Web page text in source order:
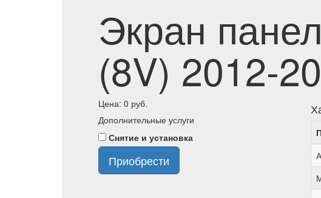
Экран
(8V) 2012-
Цена: 0 руб.
Дополнительные услуги
Снятие и установка
Приобрести